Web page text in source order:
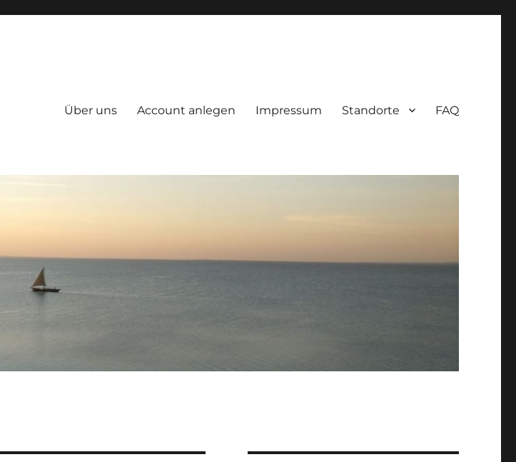
Über uns Account anlegen Impressum Standorte FAQ